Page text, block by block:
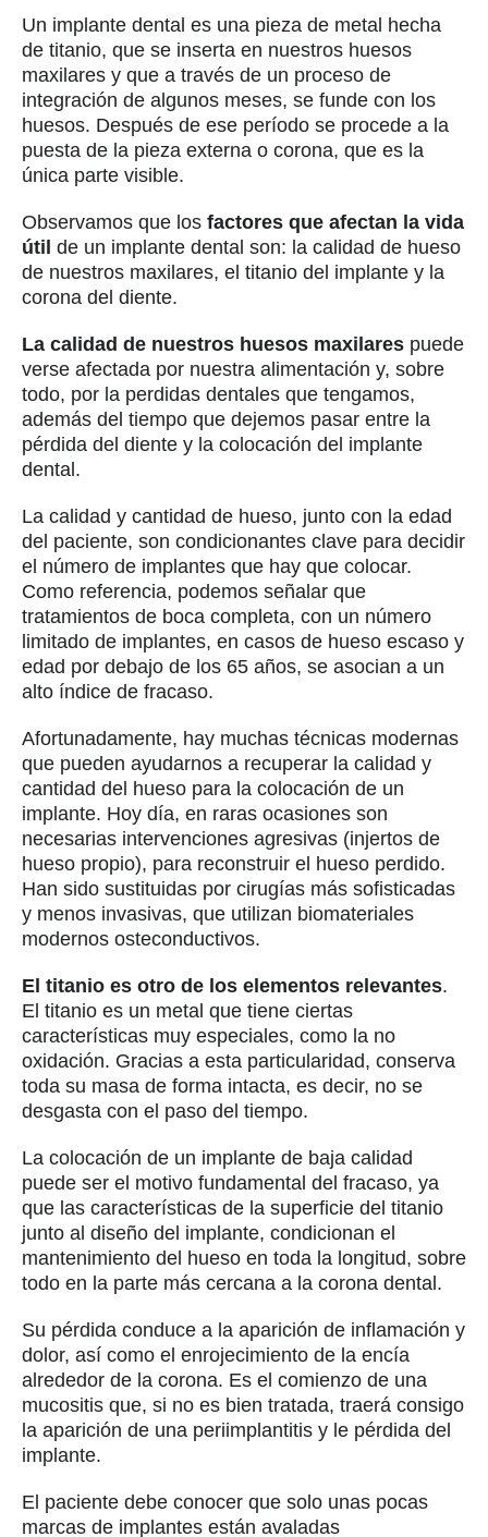
Un implante dental es una pieza de metal hecha
de titanio, que se inserta en nuestros huesos
maxilares y que a través de un proceso de
integración de algunos meses, se funde con los
huesos. Después de ese período se procede a la
puesta de la pieza externa o corona, que es la
única parte visible.
Observamos que los factores que afectan la vida
útil de un implante dental son: la calidad de hueso
de nuestros maxilares, el titanio del implante y la
corona del diente.
La calidad de nuestros huesos maxilares puede
verse afectada por nuestra alimentación y, sobre
todo, por la perdidas dentales que tengamos,
además del tiempo que dejemos pasar entre la
pérdida del diente y la colocación del implante
dental.
La calidad y cantidad de hueso, junto con la edad
del paciente, son condicionantes clave para decidir
el número de implantes que hay que colocar.
Como referencia, podemos señalar que
tratamientos de boca completa, con un número
limitado de implantes, en casos de hueso escaso y
edad por debajo de los 65 años, se asocian a un
alto índice de fracaso.
Afortunadamente, hay muchas técnicas modernas
que pueden ayudarnos a recuperar la calidad y
cantidad del hueso para la colocación de un
implante. Hoy día, en raras ocasiones son
necesarias intervenciones agresivas (injertos de
hueso propio), para reconstruir el hueso perdido.
Han sido sustituidas por cirugías más sofisticadas
y menos invasivas, que utilizan biomateriales
modernos osteconductivos.
El titanio es otro de los elementos relevantes.
El titanio es un metal que tiene ciertas
características muy especiales, como la no
oxidación. Gracias a esta particularidad, conserva
toda su masa de forma intacta, es decir, no se
desgasta con el paso del tiempo.
La colocación de un implante de baja calidad
puede ser el motivo fundamental del fracaso, ya
que las características de la superficie del titanio
junto al diseño del implante, condicionan el
mantenimiento del hueso en toda la longitud, sobre
todo en la parte más cercana a la corona dental.
Su pérdida conduce a la aparición de inflamación y
dolor, así como el enrojecimiento de la encía
alrededor de la corona. Es el comienzo de una
mucositis que, si no es bien tratada, traerá consigo
la aparición de una periimplantitis y le pérdida del
implante.
El paciente debe conocer que solo unas pocas
marcas de implantes están avaladas